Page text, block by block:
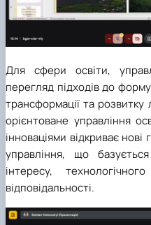
Для сфери освіти,
перегляд підходів до
трансформації та розвитку
орієнтоване управління
інноваціями відкриває
управління, що
інтересу,
відповідальності.